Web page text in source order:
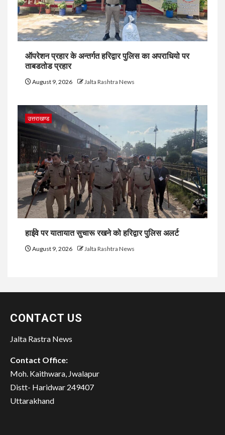
ऑपरेशन प्रहार के अन्तर्गत हरिद्वार पुलिस का अपराधियो पर
ताबडतोड प्रहार
August 9, 2026 Jalta Rashtra News
उत्तराखण्ड
हाईवे पर यातायात सुचारू रखने को हरिद्वार पुलिस अलर्ट
August 9, 2026 Jalta Rashtra News
CONTACT US
Jalta Rastra News
Contact Office:
Moh. Kaithwara, Jwalapur
Distt- Haridwar 249407
Uttarakhand